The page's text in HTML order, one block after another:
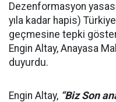
Dezenformasyon
yıla kadar hapis)
geçmesine tepki
Engin Altay, Anayasa
duyurdu.
Engin Altay, “Biz Son